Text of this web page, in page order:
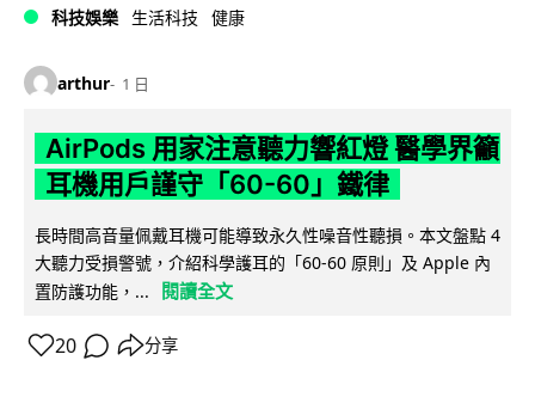
科技娛樂 生活科技 健康
arthur 1 日
AirPods 用家注意聽力響紅燈 醫學界籲
耳機用戶謹守「60-60」鐵律
長時間高音量佩戴耳機可能導致永久性噪音性聽損。本文盤點 4
大聽力受損警號，介紹科學護耳的「60-60 原則」及 Apple 內
置防護功能，...
閱讀全文
20 分享